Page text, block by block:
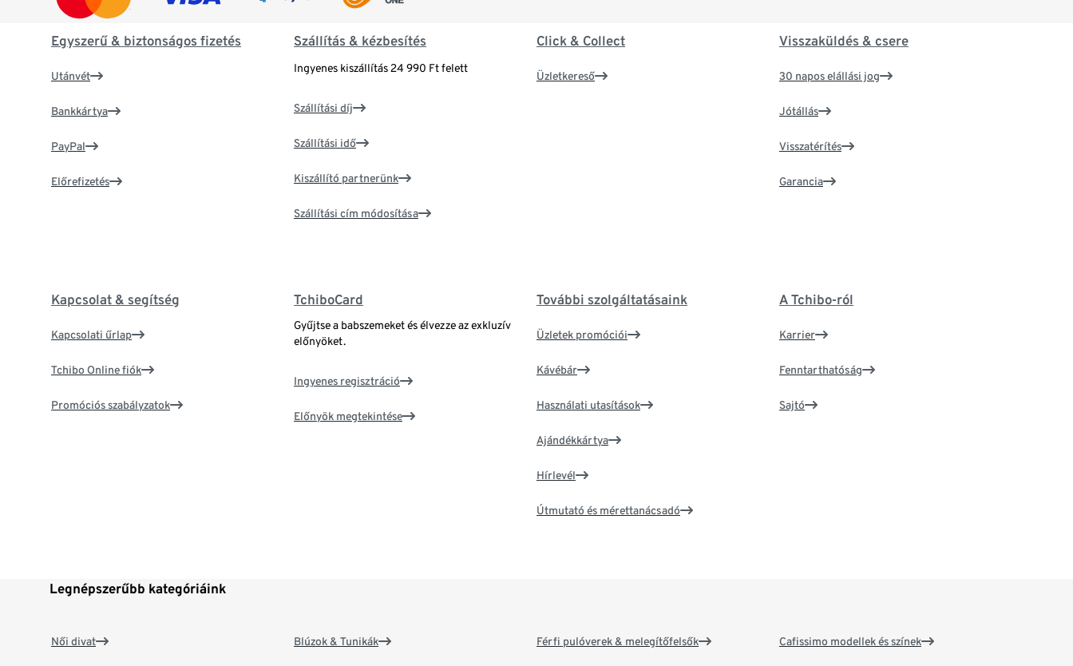
Egyszerű & biztonságos fizetés
Utánvét
Bankkártya
PayPal
Előrefizetés
Szállítás & kézbesítés
Ingyenes kiszállítás 24 990 Ft felett
Szállítási díj
Szállítási idő
Kiszállító partnerünk
Szállítási cím módosítása
Click & Collect
Üzletkereső
Visszaküldés & csere
30 napos elállási jog
Jótállás
Visszatérítés
Garancia
Kapcsolat & segítség
Kapcsolati űrlap
Tchibo Online fiók
Promóciós szabályzatok
TchiboCard
Gyűjtse a babszemeket és élvezze az exkluzív
előnyöket.
Ingyenes regisztráció
Előnyök megtekintése
További szolgáltatásaink
Üzletek promóciói
Kávébár
Használati utasítások
Ajándékkártya
Hírlevél
Útmutató és mérettanácsadó
A Tchibo-ról
Karrier
Fenntarthatóság
Sajtó
Legnépszerűbb kategóriáink
Női divat Blúzok & Tunikák Férfi pulóverek & melegítőfelsők Cafissimo modellek és színek